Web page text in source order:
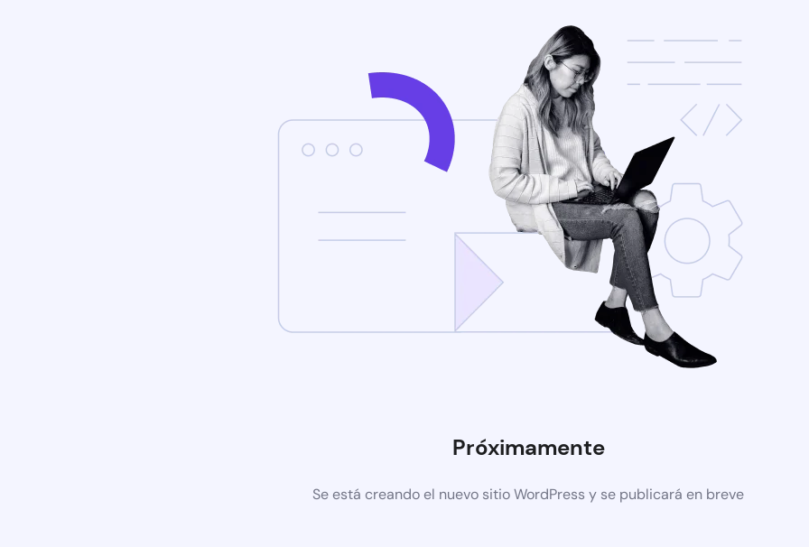
Próximamente
Se está creando el nuevo sitio WordPress y se publicará en breve